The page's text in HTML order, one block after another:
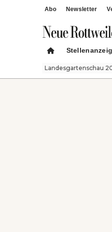
Abo Newsletter
Landesgartenschau